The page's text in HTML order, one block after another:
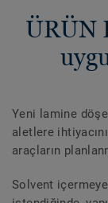
ÜRÜN
Yeni lamine
aletlere
araçların
Solvent